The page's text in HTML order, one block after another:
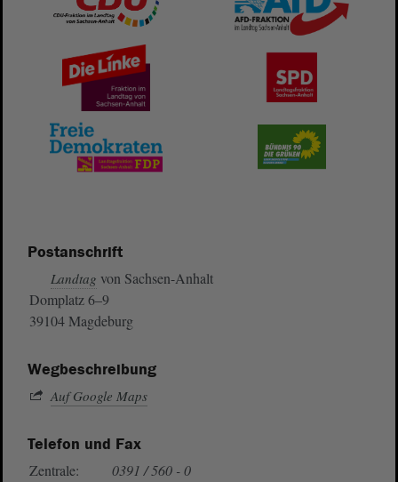
Postanschrift
Landtag von Sachsen-Anhalt
Domplatz 6–9
39104 Magdeburg
Wegbeschreibung
Auf Google Maps
Telefon und Fax
Zentrale:
0391 / 560 - 0